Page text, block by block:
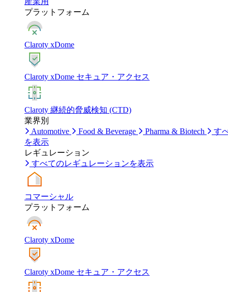
プラットフォーム
Claroty xDome
Claroty xDome セキュア・アクセス
Claroty 継続的脅威検知 (CTD)
業界別
Automotive
Food & Beverage Pharma & Biotech
す
を表示
レギュレーション
すべてのレギュレーションを表示
コマーシャル
プラットフォーム
Claroty xDome
Claroty xDome セキュア・アクセス